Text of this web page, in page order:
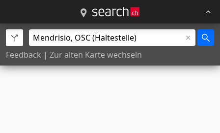
Feedback | Zur alten Karte wechseln